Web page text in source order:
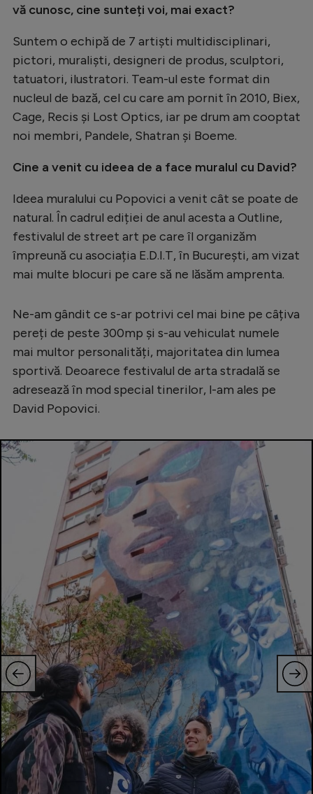
vă cunosc, cine sunteți voi, mai exact?
Suntem o echipă de 7 artiști multidisciplinari,
pictori, muraliști, designeri de produs, sculptori,
tatuatori, ilustratori. Team-ul este format din
nucleul de bază, cel cu care am pornit în 2010, Biex,
Cage, Recis și Lost Optics, iar pe drum am cooptat
noi membri, Pandele, Shatran și Boeme.
Cine a venit cu ideea de a face muralul cu David?
Ideea muralului cu Popovici a venit cât se poate de
natural. În cadrul ediției de anul acesta a Outline,
festivalul de street art pe care îl organizăm
împreună cu asociația E.D.I.T, în București, am vizat
mai multe blocuri pe care să ne lăsăm amprenta.
Ne-am gândit ce s-ar potrivi cel mai bine pe câțiva
pereți de peste 300mp și s-au vehiculat numele
mai multor personalități, majoritatea din lumea
sportivă. Deoarece festivalul de arta stradală se
adresează în mod special tinerilor, l-am ales pe
David Popovici.